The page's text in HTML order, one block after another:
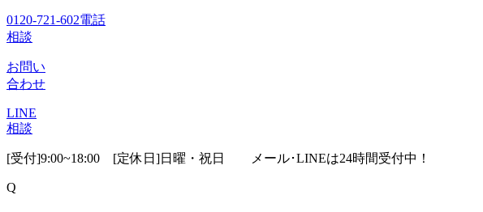
0120-721-602電話
相談
お問い
合わせ
LINE
相談
[受付]9:00~18:00 [定休日]日曜・祝日 メール･LINEは24時間受付中！
Q